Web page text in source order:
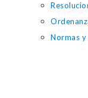
Normas